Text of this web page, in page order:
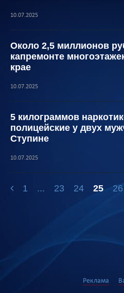
10.07.2025
Около 2,5 миллионов
капремонте
крае
10.07.2025
5 килограммов
полицейские у двух
Ступине
10.07.2025
1 ... 23 24 25 26
Реклама